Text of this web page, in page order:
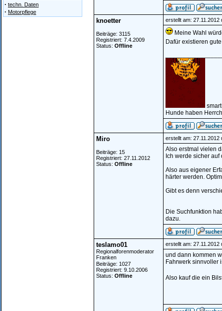
· techn. Daten
· Motorpflege
knoetter
Beiträge: 3115
Registriert: 7.4.2009
Status: Offline
erstellt am: 27.11.2012
Meine Wahl
Dafür existieren
Hunde haben
Miro
Beiträge: 15
Registriert: 27.11.2012
Status: Offline
erstellt am: 27.11.2012
Also erstmal vielen
Ich werde sicher
Also aus eigener
härter werden.
Gibt es denn
Die Suchfunktion
dazu.
teslamo01
Regionalforenmoderator
Franken
Beiträge: 1027
Registriert: 9.10.2006
Status: Offline
erstellt am: 27.11.2012
und dann kommen
Fahrwerk sinnvoller
Also kauf die ein